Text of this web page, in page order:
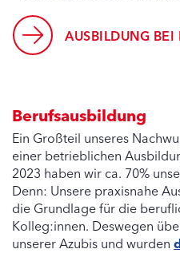
AUSBILDUNG BEI
Berufsausbildung
Ein Großteil unseres
einer betrieblichen
2023 haben wir ca. 70%
Denn: Unsere praxisnahe
die Grundlage für die
Kolleg:innen. Deswegen
unserer Azubis und wurden